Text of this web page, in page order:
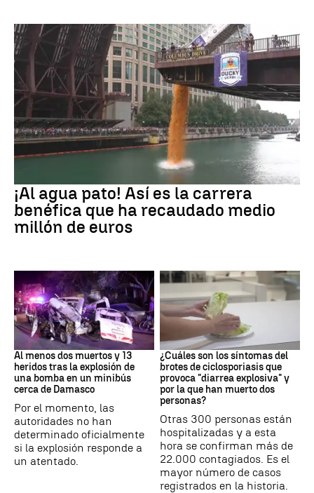
¡Al agua pato! Así es la carrera
benéfica que ha recaudado medio
millón de euros
SIRIA
Al menos dos muertos y 13
heridos tras la explosión de
una bomba en un minibús
cerca de Damasco
Por el momento, las
autoridades no han
determinado oficialmente
si la explosión responde a
un atentado.
Brote
¿Cuáles son los síntomas del
brotes de ciclosporiasis que
provoca "diarrea explosiva" y
por la que han muerto dos
personas?
Otras 300 personas están
hospitalizadas y a esta
hora se confirman más de
22.000 contagiados. Es el
mayor número de casos
registrados en la historia.